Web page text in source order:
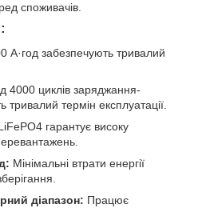
споживачів.
А·год забезпечують тривалий
4000 циклів заряджання-
термін експлуатації.
гарантує високу
Мінімальні втрати енергії
діапазон: Працює